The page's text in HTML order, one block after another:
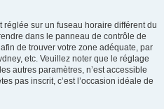
réglée sur un fuseau horaire différent du
dans le panneau de contrôle de
de trouver votre zone adéquate, par
etc. Veuillez noter que le réglage
autres paramètres, n’est accessible
pas inscrit, c’est l’occasion idéale de